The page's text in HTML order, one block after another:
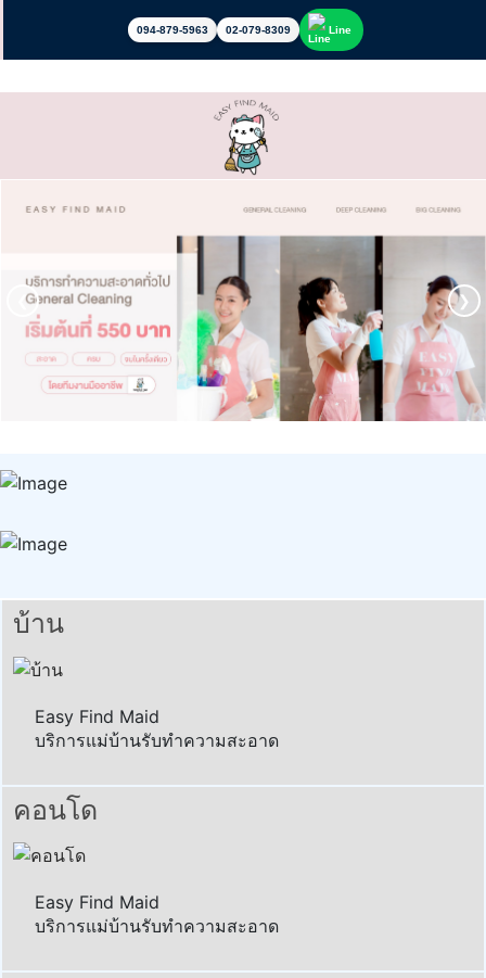
094-879-5963 02-079-8309 Line
❮ ❯
บ้าน
Easy Find Maid
บริการแม่บ้านรับทำความสะอาด
คอนโด
Easy Find Maid
บริการแม่บ้านรับทำความสะอาด